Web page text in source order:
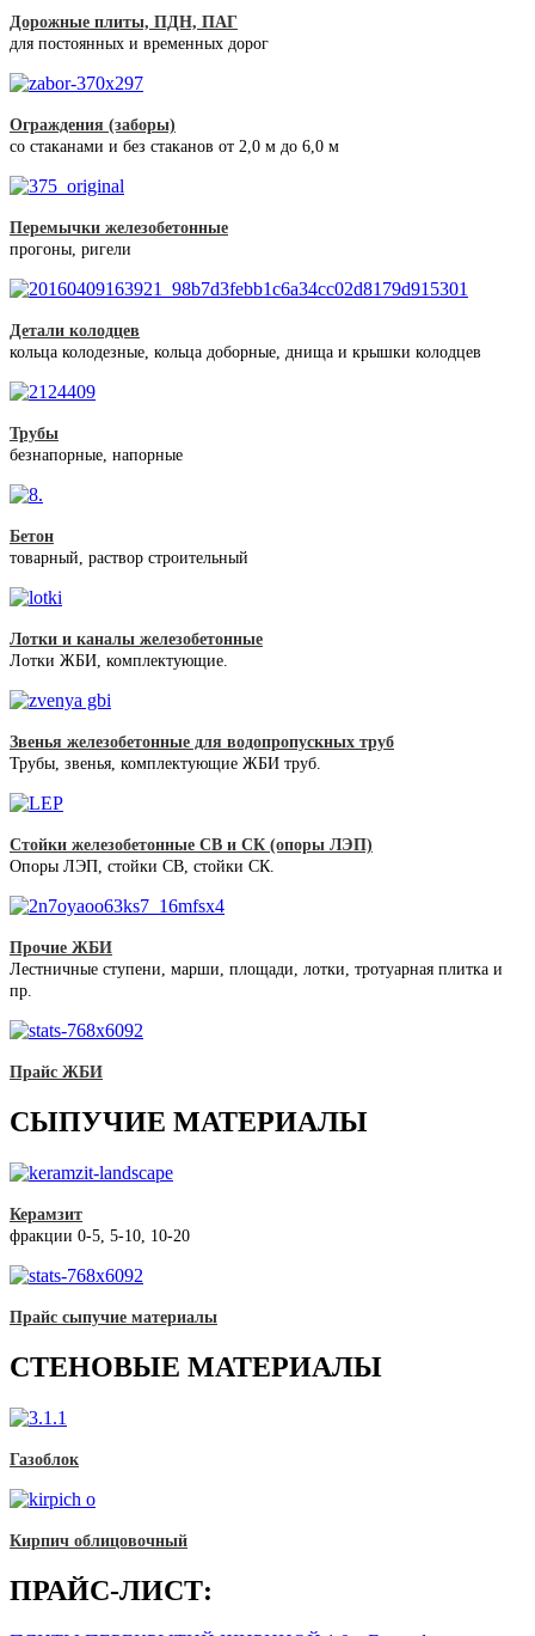
Дорожные плиты, ПДН, ПАГ
для постоянных и временных дорог
Ограждения (заборы)
со стаканами и без стаканов от 2,0 м до 6,0 м
Перемычки железобетонные
прогоны, ригели
Детали колодцев
кольца колодезные, кольца доборные, днища и крышки колодцев
Трубы
безнапорные, напорные
Бетон
товарный, раствор строительный
Лотки и каналы железобетонные
Лотки ЖБИ, комплектующие.
Звенья железобетонные для водопропускных труб
Трубы, звенья, комплектующие ЖБИ труб.
Стойки железобетонные СВ и СК (опоры ЛЭП)
Опоры ЛЭП, стойки СВ, стойки СК.
Прочие ЖБИ
Лестничные ступени, марши, площади, лотки, тротуарная плитка и
пр.
Прайс ЖБИ
СЫПУЧИЕ МАТЕРИАЛЫ
Керамзит
фракции 0-5, 5-10, 10-20
Прайс сыпучие материалы
СТЕНОВЫЕ МАТЕРИАЛЫ
Газоблок
Кирпич облицовочный
ПРАЙС-ЛИСТ: